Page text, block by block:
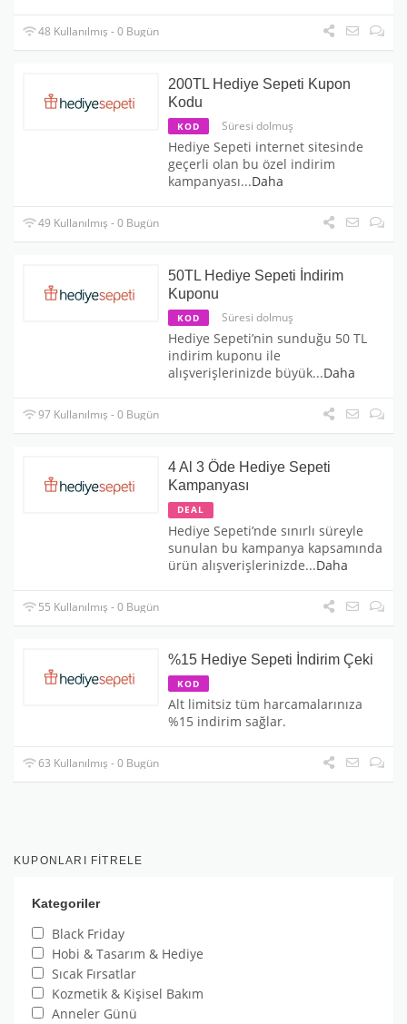
48 Kullanılmış - 0 Bugün
200TL Hediye Sepeti Kupon
Kodu
KOD Süresi dolmuş
Hediye Sepeti internet sitesinde
geçerli olan bu özel indirim
kampanyası...Daha
49 Kullanılmış - 0 Bugün
50TL Hediye Sepeti İndirim
Kuponu
KOD Süresi dolmuş
Hediye Sepeti’nin sunduğu 50 TL
indirim kuponu ile
alışverişlerinizde büyük...Daha
97 Kullanılmış - 0 Bugün
4 Al 3 Öde Hediye Sepeti
Kampanyası
DEAL
Hediye Sepeti’nde sınırlı süreyle
sunulan bu kampanya kapsamında
ürün alışverişlerinizde...Daha
55 Kullanılmış - 0 Bugün
%15 Hediye Sepeti İndirim Çeki
KOD
Alt limitsiz tüm harcamalarınıza
%15 indirim sağlar.
63 Kullanılmış - 0 Bugün
KUPONLARI FITRELE
Kategoriler
Black Friday
Hobi & Tasarım & Hediye
Sıcak Fırsatlar
Kozmetik & Kişisel Bakım
Anneler Günü